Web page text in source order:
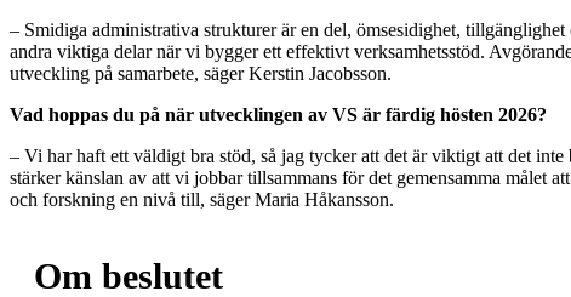
– Smidiga administrativa strukturer är en del, ömsesidighet, tillgänglighet
andra viktiga delar när vi bygger ett effektivt verksamhetsstöd.
utveckling på samarbete, säger Kerstin Jacobsson.
Vad hoppas du på när utvecklingen av VS är färdig hösten 2026?
– Vi har haft ett väldigt bra stöd, så jag tycker att det är viktigt att det inte
stärker känslan av att vi jobbar tillsammans för det gemensamma målet
och forskning en nivå till, säger Maria Håkansson.
Om beslutet